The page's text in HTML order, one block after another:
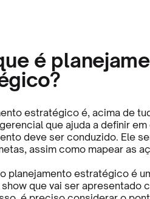
é
estratégico é, acima de
que ajuda a definir
deve ser conduzido. Ele
assim como mapear as
planejamento estratégico é
que vai ser apresentado